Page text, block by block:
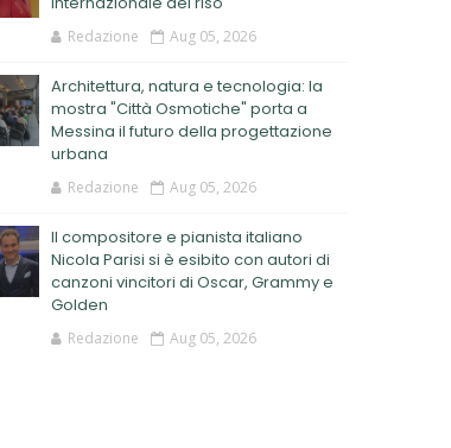
Redazione Aug 05, 2026
Architettura, natura e tecnologia: la
mostra "Città Osmotiche" porta a
Messina il futuro della progettazione
urbana
Redazione Aug 05, 2026
Il compositore e pianista italiano
Nicola Parisi si è esibito con autori di
canzoni vincitori di Oscar, Grammy e
Golden
Redazione Aug 05, 2026